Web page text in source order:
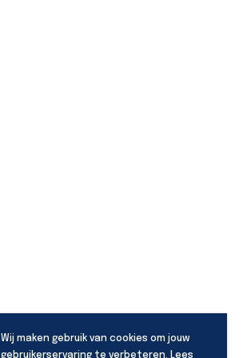
Wij maken gebruik van cookies om jouw
gebruikerservaring te verbeteren. Lees